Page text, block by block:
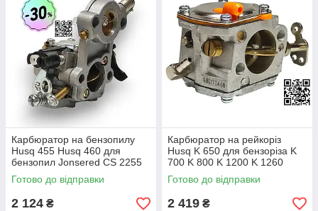
Карбюратор на бензопилу
Husq 455 Husq 460 для
бензопил Jonsered CS 2255
S Хускв 461 CIM-EL35
5448830-01 5314407-01
Готово до відправки
2 124 ₴
Карбюратор на рейкоріз
Husq K 650 для бензоріза K
700 K 800 K 1200 K 1260
5032812-70 503280418
506321503 Walbro WG-9A
Готово до відправки
2 419 ₴